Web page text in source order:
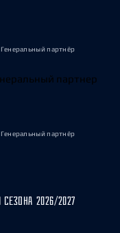
Генеральный партнёр
Генеральный партнёр
2026/2027